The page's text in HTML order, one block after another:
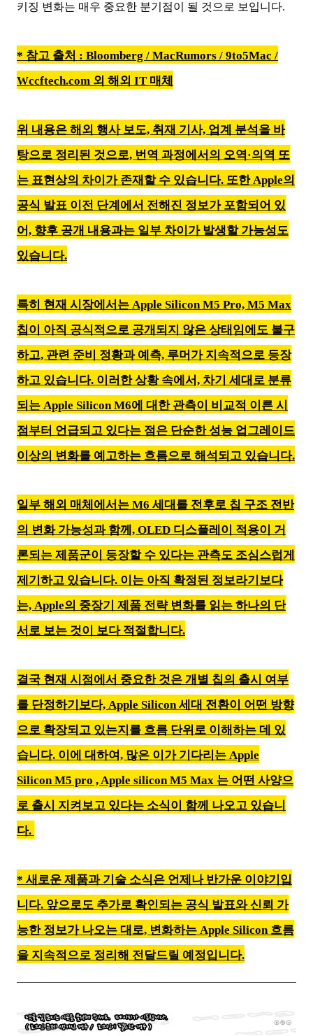
키징 변화는 매우 중요한 분기점이 될 것으로 보입니다.
* 참고 출처 : Bloomberg / MacRumors / 9to5Mac /
Wccftech.com 외 해외 IT 매체
위 내용은 해외 행사 보도, 취재 기사, 업계 분석을 바
탕으로 정리된 것으로, 번역 과정에서의 오역·의역 또
는 표현상의 차이가 존재할 수 있습니다. 또한 Apple의
공식 발표 이전 단계에서 전해진 정보가 포함되어 있
어, 향후 공개 내용과는 일부 차이가 발생할 가능성도
있습니다.
특히 현재 시장에서는 Apple Silicon M5 Pro, M5 Max
칩이 아직 공식적으로 공개되지 않은 상태임에도 불구
하고, 관련 준비 정황과 예측, 루머가 지속적으로 등장
하고 있습니다. 이러한 상황 속에서, 차기 세대로 분류
되는 Apple Silicon M6에 대한 관측이 비교적 이른 시
점부터 언급되고 있다는 점은 단순한 성능 업그레이드
이상의 변화를 예고하는 흐름으로 해석되고 있습니다.
일부 해외 매체에서는 M6 세대를 전후로 칩 구조 전반
의 변화 가능성과 함께, OLED 디스플레이 적용이 거
론되는 제품군이 등장할 수 있다는 관측도 조심스럽게
제기하고 있습니다. 이는 아직 확정된 정보라기보다
는, Apple의 중장기 제품 전략 변화를 읽는 하나의 단
서로 보는 것이 보다 적절합니다.
결국 현재 시점에서 중요한 것은 개별 칩의 출시 여부
를 단정하기보다, Apple Silicon 세대 전환이 어떤 방향
으로 확장되고 있는지를 흐름 단위로 이해하는 데 있
습니다. 이에 대하여, 많은 이가 기다리는 Apple
Silicon M5 pro , Apple silicon M5 Max 는 어떤 사양으
로 출시 지켜보고 있다는 소식이 함께 나오고 있습니
다.
* 새로운 제품과 기술 소식은 언제나 반가운 이야기입
니다. 앞으로도 추가로 확인되는 공식 발표와 신뢰 가
능한 정보가 나오는 대로, 변화하는 Apple Silicon 흐름
을 지속적으로 정리해 전달드릴 예정입니다.